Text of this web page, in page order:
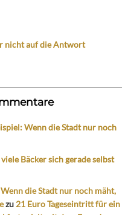
nicht auf die Antwort
Wenn die Stadt nur noch
Bäcker sich gerade selbst
die Stadt nur noch mäht,
zu21 Euro Tageseintritt für ein